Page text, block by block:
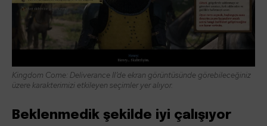
Kingdom Come: Deliverance II’de ekran görüntüsünde görebileceğiniz
üzere karakterimizi etkileyen seçimler yer alıyor.
Beklenmedik şekilde iyi çalışıyor